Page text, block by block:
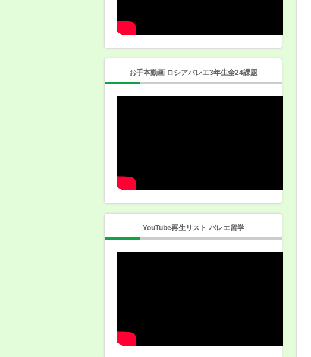
お手本動画 ロシアバレエ3年生全24課題
YouTube再生リスト バレエ留学